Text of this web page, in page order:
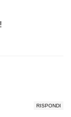
RISPONDI